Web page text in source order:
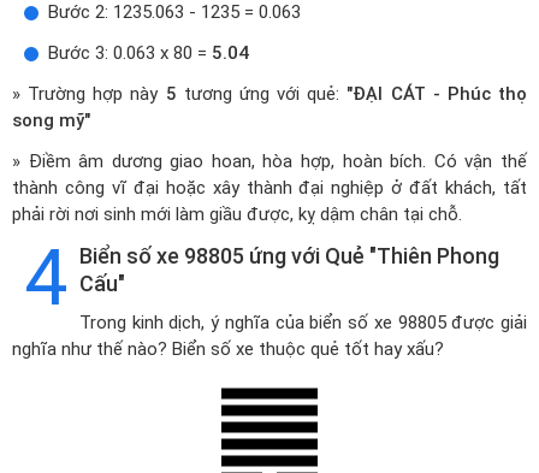
Bước 2: 1235.063 - 1235 = 0.063
Bước 3: 0.063 x 80 = 5.04
» Trường hợp này 5 tương ứng với quẻ: "ĐẠI CÁT - Phúc thọ
song mỹ"
» Điềm âm dương giao hoan, hòa hợp, hoàn bích. Có vận thế
thành công vĩ đại hoặc xây thành đại nghiệp ở đất khách, tất
phải rời nơi sinh mới làm giầu được, kỵ dậm chân tại chỗ.
4 Biển số xe 98805 ứng với Quẻ "Thiên Phong
Cấu"
Trong kinh dịch, ý nghĩa của biển số xe 98805 được giải
nghĩa như thế nào? Biển số xe thuộc quẻ tốt hay xấu?